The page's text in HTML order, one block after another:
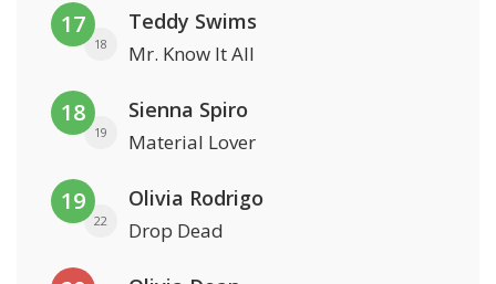
17
18
Teddy Swims
Mr. Know It All
18
19
Sienna Spiro
Material Lover
19
22
Olivia Rodrigo
Drop Dead